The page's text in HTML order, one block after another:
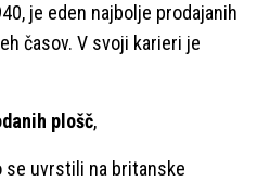
je eden najbolje prodajanih
časov. V svoji karieri je
plošč,
se uvrstili na britanske